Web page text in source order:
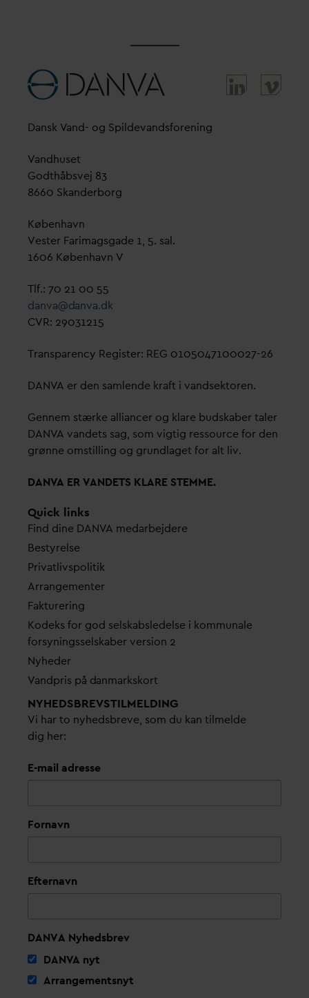
Dansk Vand- og Spildevandsforening
Vandhuset
Godthåbsvej 83
8660 Skanderborg
København
Vester Farimagsgade 1, 5. sal.
1606 København V
Tlf.: 70 21 00 55
danva@danva.dk
CVR: 29031215
Transparency Register: REG 0105047100027-26
DANVA er den samlende kraft i vandsektoren.
Gennem stærke alliancer og klare budskaber taler
DANVA vandets sag, som vigtig ressource for den
grønne omstilling og grundlaget for alt liv.
DANVA ERVANDETS KLARE STEMME.
Quick links
Find dine DANVA medarbejdere
Bestyrelse
Privatlivspolitik
Arrangementer
Fakturering
Kodeks for god selskabsledelse i kommunale
forsyningsselskaber version 2
Nyheder
Vandpris på danmarkskort
NYHEDSBREVS­TILMELDING
Vi har to nyhedsbreve, som du kan tilmelde
dig her:
E-mail adresse
Fornavn
Efternavn
DANVA Nyhedsbrev
DANVA nyt
Arrangementsnyt